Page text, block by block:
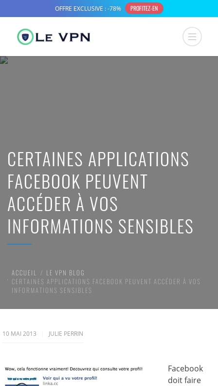
CERTAINES APPLICATIONS
FACEBOOK PEUVENT
ACCÉDER À VOS
INFORMATIONS SENSIBLES
ACCUEIL
LE VPN BLOG
CERTAINES APPLICATIONS FACEBOOK PEUVENT ACCÉDER À VOS
INFORMATIONS SENSIBLES
10 MAI 2013 JULIE PERRIN
Facebook
doit faire